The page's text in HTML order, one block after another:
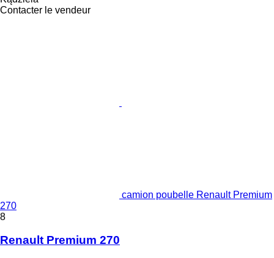
Contacter le vendeur
camion poubelle Renault Premium
270
8
Renault Premium 270